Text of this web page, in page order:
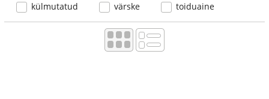
külmutatud värske toiduaine